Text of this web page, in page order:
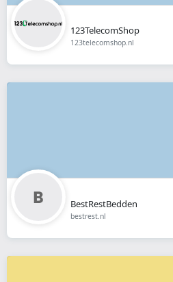
123TelecomShop
123telecomshop.nl
BestRestBedden
bestrest.nl